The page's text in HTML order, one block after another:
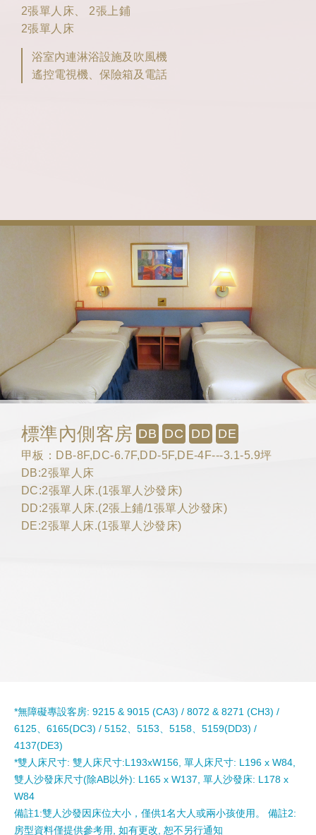
2張單人床、 2張上鋪
2張單人床
浴室內連淋浴設施及吹風機
遙控電視機、保險箱及電話
標準內側客房 DB DC DD DE
甲板：DB-8F,DC-6.7F,DD-5F,DE-4F---3.1-5.9坪
DB:2張單人床
DC:2張單人床.(1張單人沙發床)
DD:2張單人床.(2張上鋪/1張單人沙發床)
DE:2張單人床.(1張單人沙發床)
*無障礙專設客房: 9215 & 9015 (CA3) / 8072 & 8271 (CH3) /
6125、6165(DC3) / 5152、5153、5158、5159(DD3) /
4137(DE3)
*雙人床尺寸: 雙人床尺寸:L193xW156, 單人床尺寸: L196 x W84,
雙人沙發床尺寸(除AB以外): L165 x W137, 單人沙發床: L178 x
W84
備註1:雙人沙發因床位大小，僅供1名大人或兩小孩使用。 備註2:
房型資料僅提供參考用, 如有更改, 恕不另行通知